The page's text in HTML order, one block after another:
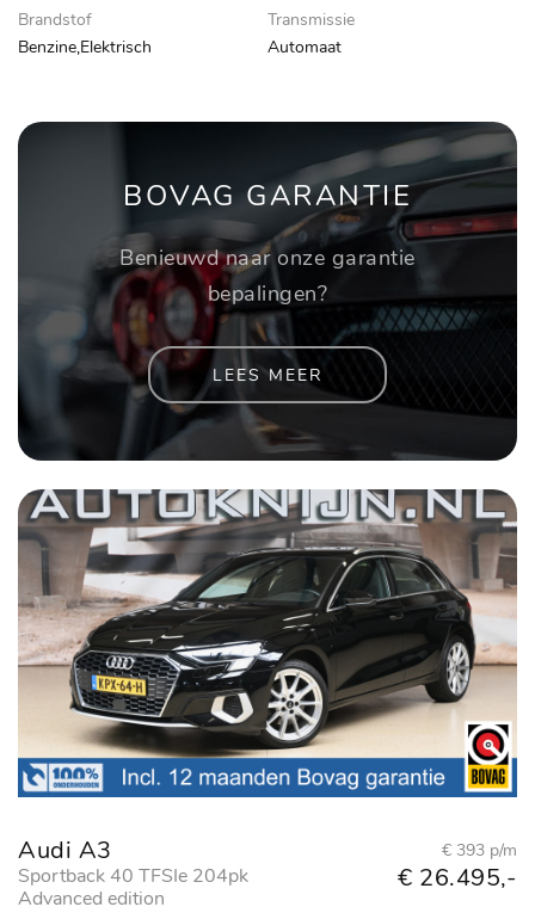
Brandstof
Benzine,Elektrisch
Transmissie
Automaat
BOVAG GARANTIE
Benieuwd naar onze garantie
bepalingen?
LEES MEER
Audi A3
Sportback 40 TFSIe 204pk
Advanced edition
€ 393 p/m
€ 26.495,-